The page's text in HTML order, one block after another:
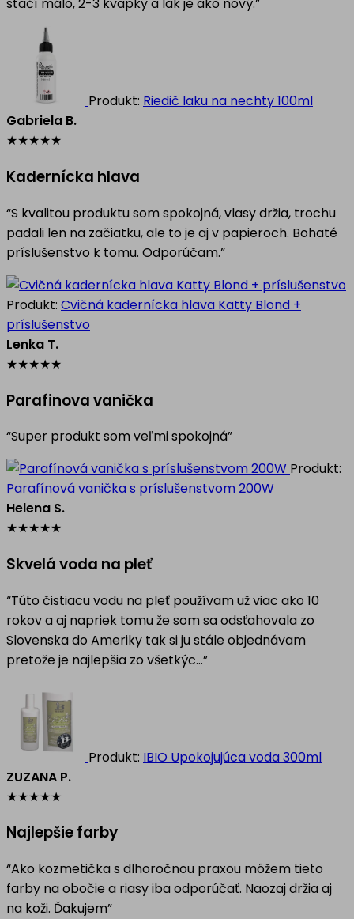
stačí málo, 2-3 kvapky a lak je ako nový.”
Produkt: Riedič laku na nechty 100ml
Gabriela B.
★★★★★
Kadernícka hlava
“S kvalitou produktu som spokojná, vlasy držia, trochu
padali len na začiatku, ale to je aj v papieroch. Bohaté
príslušenstvo k tomu. Odporúčam.”
Produkt: Cvičná kadernícka hlava Katty Blond +
príslušenstvo
Lenka T.
★★★★★
Parafinova vanička
“Super produkt som veľmi spokojná”
Produkt:
Parafínová vanička s príslušenstvom 200W
Helena S.
★★★★★
Skvelá voda na pleť
“Túto čistiacu vodu na pleť používam už viac ako 10
rokov a aj napriek tomu že som sa odsťahovala zo
Slovenska do Ameriky tak si ju stále objednávam
pretože je najlepšia zo všetkýc…”
Produkt: IBIO Upokojujúca voda 300ml
ZUZANA P.
★★★★★
Najlepšie farby
“Ako kozmetička s dlhoročnou praxou môžem tieto
farby na obočie a riasy iba odporúčať. Naozaj držia aj
na koži. Ďakujem”